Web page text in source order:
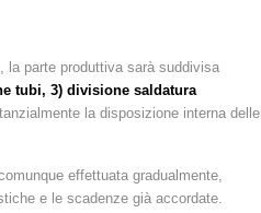
la parte produttiva sarà suddivisa
tubi, 3) divisione saldatura
la disposizione interna delle
effettuata gradualmente,
e le scadenze già accordate.